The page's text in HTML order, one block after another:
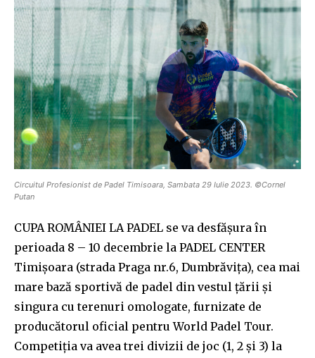
Circuitul Profesionist de Padel Timisoara, Sambata 29 Iulie 2023. ©Cornel
Putan
CUPA ROMÂNIEI LA PADEL se va desfășura în
perioada 8 – 10 decembrie la PADEL CENTER
Timișoara (strada Praga nr.6, Dumbrăvița), cea mai
mare bază sportivă de padel din vestul țării și
singura cu terenuri omologate, furnizate de
producătorul oficial pentru World Padel Tour.
Competiția va avea trei divizii de joc (1, 2 și 3) la